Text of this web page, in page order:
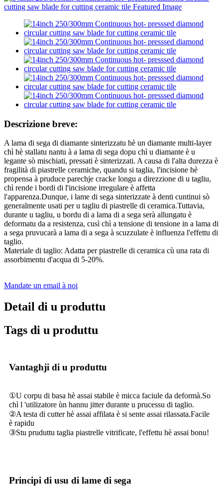
Descrizione breve:
A lama di sega di diamante sinterizzatu hè un diamante multi-layer
chì hè stallatu nantu à a lama di sega dopu chì u diamante è u
legante sò mischiati, pressati è sinterizzati. A causa di l'alta durezza è
fragilità di piastrelle ceramiche, quandu si taglia, l'incisione hè
propensa à pruduce parechje cracke longu a direzzione di u tagliu,
chì rende i bordi di l'incisione irregulare è affetta
l'apparenza.Dunque, i lame di sega sinterizzate à denti cuntinui sò
generalmente usati per u tagliu di piastrelle di ceramica.Tuttavia,
durante u tagliu, u bordu di a lama di a sega serà allungatu è
deformatu da a resistenza, cusì chì a tensione di tensione in a lama di
a sega pruvucarà a lama di a sega à scuzzulate è influenza l'effettu di
taglio.
Materiale di taglio: Adatta per piastrelle di ceramica cù una rata di
assorbimentu d'acqua di 5-20%.
Mandate un email à noi
Detail di u produttu
Tags di u produttu
Vantaghji di u produttu
①U corpu di basa hè assai stabile è micca faciule da deformà.So
chì l 'utilizatore ùn hannu jitter durante u prucessu di taglio.
②A testa di cutter hè assai affilata è si sente assai rilassata.Facile
è rapidu
③Stu pruduttu taglia piastrelle vitrificate, l'effettu hè assai bonu!
Principi di usu di lame di sega